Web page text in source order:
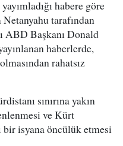
habere göre
tarafından
ABD Başkanı Donald
haberlerde,
rahatsız
sınırına yakın
ve Kürt
bir isyana öncülük etmesi